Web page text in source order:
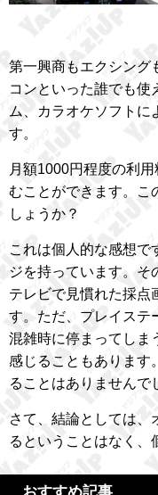
第一興商もエクシング
コンといった誰でも使
ム、カラオケソフト
す。
月額1000円程度の利
むことができます。こ
しょうか？
これは個人的な感想で
ジを持っています。そ
テレビで見慣れた採点
す。ただ、プレイステ
混雑時に停まってしま
感じることもあります
ることはありませんで
さて、結論としては、
るということはなく、